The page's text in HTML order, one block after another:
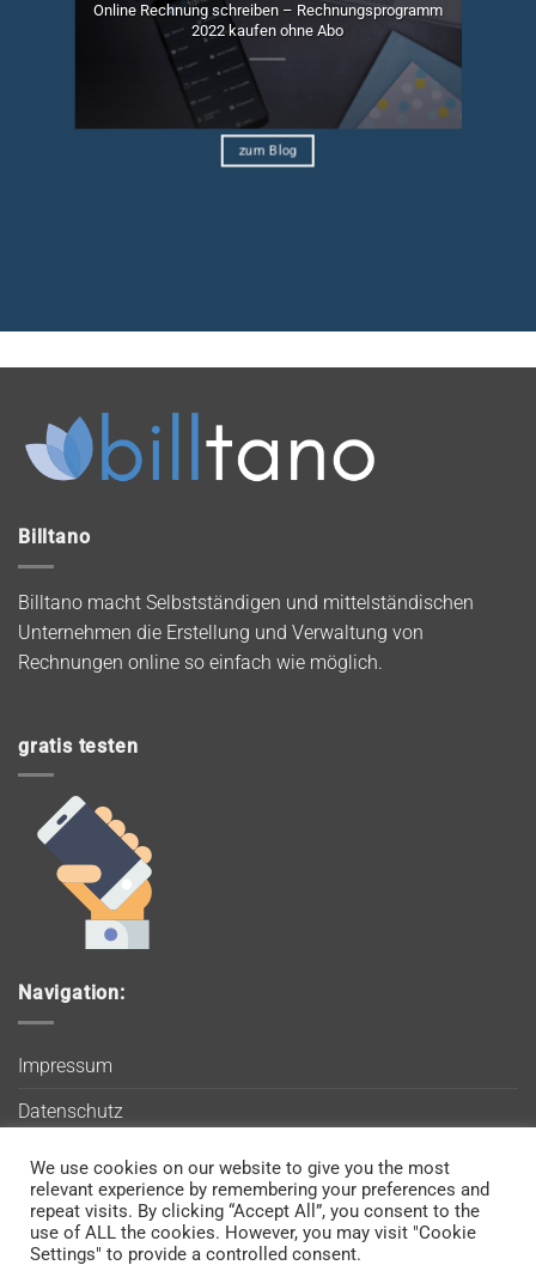
Online Rechnung schreiben – Rechnungsprogramm
2022 kaufen ohne Abo
zum Blog
Billtano
Billtano macht Selbstständigen und mittelständischen
Unternehmen die Erstellung und Verwaltung von
Rechnungen online so einfach wie möglich.
gratis testen
Navigation:
Impressum
Datenschutz
AGB
Blog
Kontakt
We use cookies on our website to give you the most
relevant experience by remembering your preferences and
repeat visits. By clicking “Accept All”, you consent to the
use of ALL the cookies. However, you may visit "Cookie
Settings" to provide a controlled consent.
Wir verwenden Cookies, um sicherzustellen, dass Sie auf
unserer Website die bestmögliche Erfahrung machen. Wenn
Sie diese Website weiterhin nutzen, gehen wir davon aus, dass